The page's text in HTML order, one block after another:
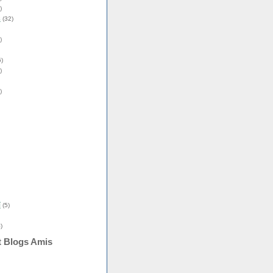
(32)
(5)
Blogs Amis